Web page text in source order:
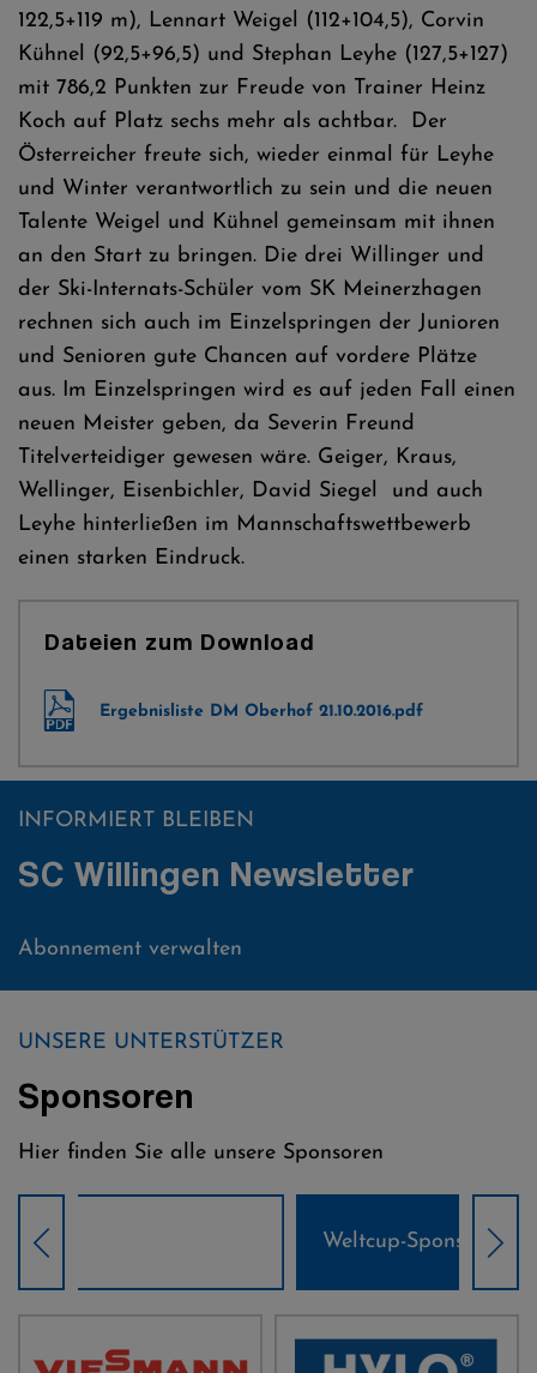
122,5+119 m), Lennart Weigel (112+104,5), Corvin
Kühnel (92,5+96,5) und Stephan Leyhe (127,5+127)
mit 786,2 Punkten zur Freude von Trainer Heinz
Koch auf Platz sechs mehr als achtbar. Der
Österreicher freute sich, wieder einmal für Leyhe
und Winter verantwortlich zu sein und die neuen
Talente Weigel und Kühnel gemeinsam mit ihnen
an den Start zu bringen. Die drei Willinger und
der Ski-Internats-Schüler vom SK Meinerzhagen
rechnen sich auch im Einzelspringen der Junioren
und Senioren gute Chancen auf vordere Plätze
aus. Im Einzelspringen wird es auf jeden Fall einen
neuen Meister geben, da Severin Freund
Titelverteidiger gewesen wäre. Geiger, Kraus,
Wellinger, Eisenbichler, David Siegel und auch
Leyhe hinterließen im Mannschaftswettbewerb
einen starken Eindruck.
Dateien zum Download
Ergebnisliste DM Oberhof 21.10.2016.pdf
INFORMIERT BLEIBEN
SC Willingen Newsletter
Abonnement verwalten
UNSERE UNTERSTÜTZER
Sponsoren
Hier finden Sie alle unsere Sponsoren
Weltcup-Sponsoren Damen